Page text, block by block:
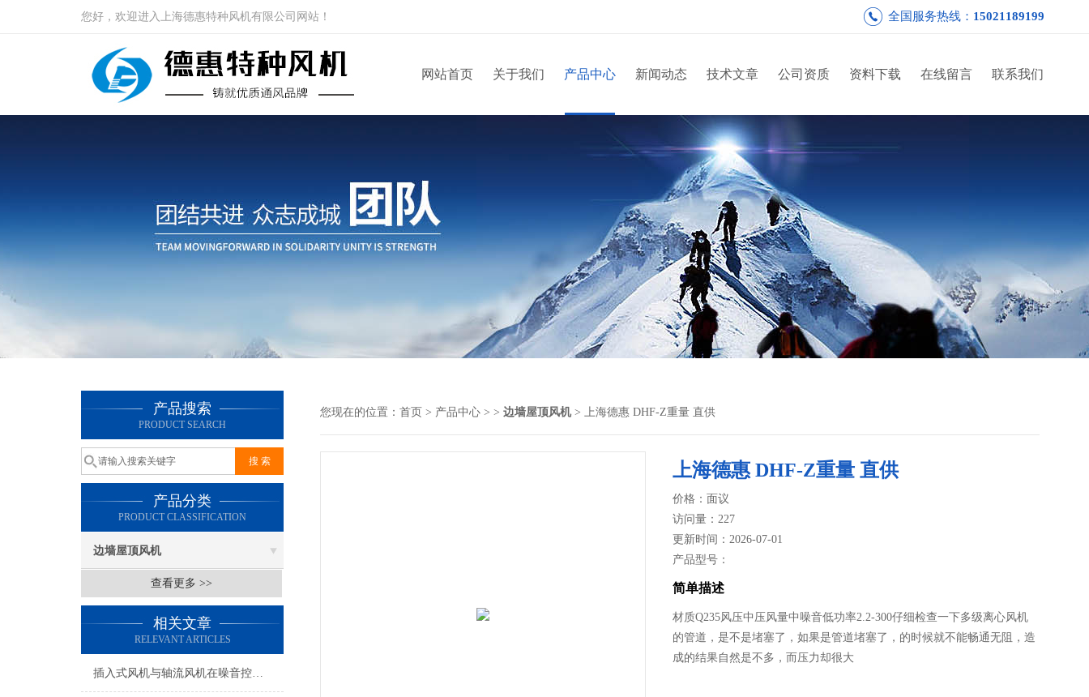
您好，欢迎进入上海德惠特种风机有限公司网站！ 全国服务热线： 15021189199
网站首页 关于我们 产品中心 新闻动态 技术文章 公司资质 资料下载 在线留言 联系我们
产品搜索
PRODUCT SEARCH
产品分类
PRODUCT CLASSIFICATION
边墙屋顶风机
查看更多 >>
相关文章
RELEVANT ARTICLES
插入式风机与轴流风机在噪音控制上有何差异？
您现在的位置： 首页 > 产品中心 > > 边墙屋顶风机> 上海德惠 DHF-Z重量 直供
上海德惠 DHF-Z重量 直供
价格：面议
访问量：227
更新时间：2026-07-01
产品型号：
简单描述
材质Q235风压中压风量中噪音低功率2.2-300仔细检查一下多级离心风机
的管道，是不是堵塞了，如果是管道堵塞了，的时候就不能畅通无阻，造
成的结果自然是不多，而压力却很大